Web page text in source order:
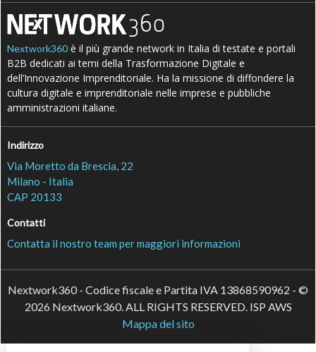
Nextwork360 è il più grande network in Italia di testate e portali
B2B dedicati ai temi della Trasformazione Digitale e
dell’Innovazione Imprenditoriale. Ha la missione di diffondere la
cultura digitale e imprenditoriale nelle imprese e pubbliche
amministrazioni italiane.
Indirizzo
Via Moretto da Brescia, 22
Milano - Italia
CAP 20133
Contatti
Contatta il nostro team per maggiori informazioni
Nextwork360 - Codice fiscale e Partita IVA 13868590962 - ©
2026 Nextwork360. ALL RIGHTS RESERVED. ISP AWS
Mappa del sito